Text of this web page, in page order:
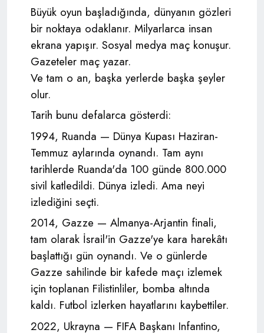
Büyük oyun başladığında, dünyanın gözleri
bir noktaya odaklanır. Milyarlarca insan
ekrana yapışır. Sosyal medya maç konuşur.
Gazeteler maç yazar.
Ve tam o an, başka yerlerde başka şeyler
olur.
Tarih bunu defalarca gösterdi:
1994, Ruanda — Dünya Kupası Haziran-
Temmuz aylarında oynandı. Tam aynı
tarihlerde Ruanda'da 100 günde 800.000
sivil katledildi. Dünya izledi. Ama neyi
izlediğini seçti.
2014, Gazze — Almanya-Arjantin finali,
tam olarak İsrail'in Gazze'ye kara harekâtı
başlattığı gün oynandı. Ve o günlerde
Gazze sahilinde bir kafede maçı izlemek
için toplanan Filistinliler, bomba altında
kaldı. Futbol izlerken hayatlarını kaybettiler.
2022, Ukrayna — FIFA Başkanı Infantino,